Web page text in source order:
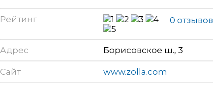
Рейтинг 0 отзывов
Адрес Борисовское ш., 3
Сайт www.zolla.com